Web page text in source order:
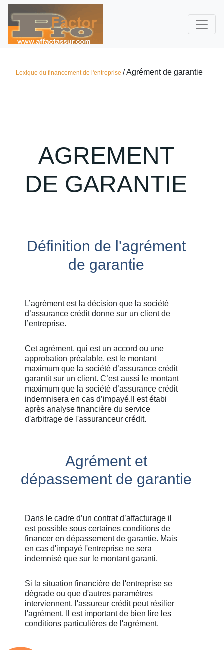
Lexique du financement de l'entreprise / Agrément de garantie
AGREMENT
DE GARANTIE
Définition de l'agrément
de garantie
L’agrément est la décision que la société
d’assurance crédit donne sur un client de
l’entreprise.
Cet agrément, qui est un accord ou une
approbation préalable, est le montant
maximum que la société d’assurance crédit
garantit sur un client. C’est aussi le montant
maximum que la société d’assurance crédit
indemnisera en cas d’impayé.Il est étabi
après analyse financière du service
d'arbitrage de l'assuranceur crédit.
Agrément et
dépassement de garantie
Dans le cadre d’un contrat d’affacturage il
est possible sous certaines conditions de
financer en dépassement de garantie. Mais
en cas d'impayé l'entreprise ne sera
indemnisé que sur le montant garanti.
Si la situation financière de l'entreprise se
dégrade ou que d'autres paramètres
interviennent, l'assureur crédit peut résilier
l'agrément. Il est important de bien lire les
conditions particulières de l'agrément.